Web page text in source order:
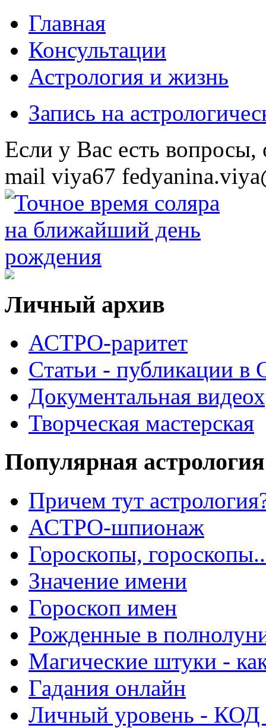
Главная
Консультации
Астрология и жизнь
Запись на
Eсли у Вас есть
mail viya67
Личный архив
АСТРО-раритет
Cтатьи - публикации
Документальная
Творческая мастерская
Популярная астрология
Причем тут
АСТРО-шпионаж
Гороскопы,
Значение имени
Гороскоп имен
Рожденные в
Магические штуки -
Гадания онлайн
Личный уровень - КОД